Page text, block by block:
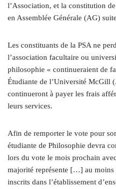
l’Association, et la constitution
en Assemblée Générale (AG)
Les constituants de la PSA ne
l’association facultaire ou
philosophie « continueraient de
Étudiante de l’Université McGill
continueront à payer les frais
leurs services.
Afin de remporter le vote pour
étudiante de Philosophie devra
lors du vote le mois prochain
majorité représente […] au
inscrits dans l’établissement